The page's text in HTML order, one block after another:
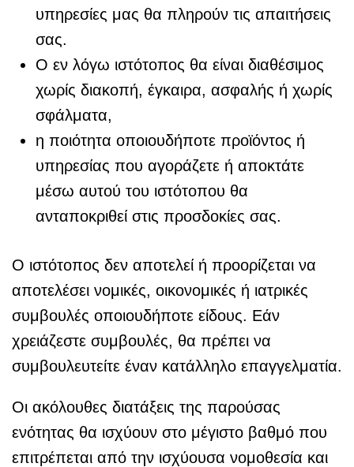
υπηρεσίες μας θα πληρούν τις απαιτήσεις
σας.
Ο εν λόγω ιστότοπος θα είναι διαθέσιμος
χωρίς διακοπή, έγκαιρα, ασφαλής ή χωρίς
σφάλματα,
η ποιότητα οποιουδήποτε προϊόντος ή
υπηρεσίας που αγοράζετε ή αποκτάτε
μέσω αυτού του ιστότοπου θα
ανταποκριθεί στις προσδοκίες σας.
Ο ιστότοπος δεν αποτελεί ή προορίζεται να
αποτελέσει νομικές, οικονομικές ή ιατρικές
συμβουλές οποιουδήποτε είδους. Εάν
χρειάζεστε συμβουλές, θα πρέπει να
συμβουλευτείτε έναν κατάλληλο επαγγελματία.
Οι ακόλουθες διατάξεις της παρούσας
ενότητας θα ισχύουν στο μέγιστο βαθμό που
επιτρέπεται από την ισχύουσα νομοθεσία και